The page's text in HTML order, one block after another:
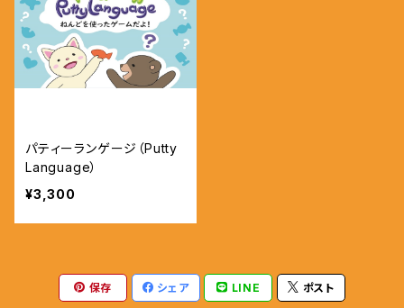
パティーランゲージ（Putty
Language）
¥3,300
保存 シェア LINE ポスト